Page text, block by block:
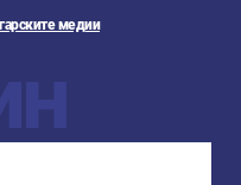
медии